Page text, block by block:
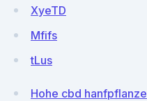
XyeTD
Mfifs
tLus
Hohe cbd hanfpflanze